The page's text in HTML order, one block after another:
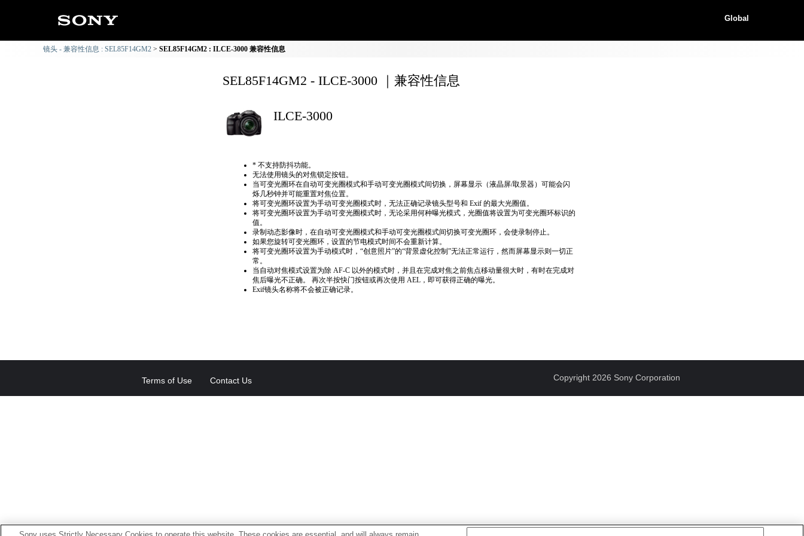
Global
镜头 - 兼容性信息 : SEL85F14GM2 SEL85F14GM2 : ILCE-3000 兼容性信息
SEL85F14GM2 - ILCE-3000 ｜兼容性信息
ILCE-3000
* 不支持防抖功能。
无法使用镜头的对焦锁定按钮。
当可变光圈环在自动可变光圈模式和手动可变光圈模式间切换，屏幕显示（液晶屏/取景器）可能会闪
烁几秒钟并可能重置对焦位置。
将可变光圈环设置为手动可变光圈模式时，无法正确​​记录镜头型号和 Exif 的最大光圈值。
将可变光圈环设置为手动可变光圈模式时，无论采用何种曝光模式，光圈值将设置为可变光圈环标识的
值。
录制动态影像时，在自动可变光圈模式和手动可变光圈模式间切换可变光圈环，会使录制停止。
如果您旋转可变光圈环，设置的节电模式时间不会重新计算。
将可变光圈环设置为手动模式时，“创意照片”的“背景虚化控制”无法正常运行，然而屏幕显示则一切正
常。
当自动对焦模式设置为除 AF-C 以外的模式时，并且在完成对焦之前焦点移动量很大时，有时在完成对
焦后曝光不正确。 再次半按快门按钮或再次使用 AEL，即可获得正确的曝光。
Exif镜头名称将不会被正确记录。
Terms of Use Contact Us Copyright 2026 Sony Corporation